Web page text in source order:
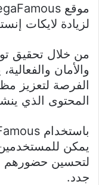
لزيادة لايكات
من خلال تحقيق
والأمان
الفرصة لتعزيز
المحتوى الذي
يمكن
لتحسين حضورهم
جدد.